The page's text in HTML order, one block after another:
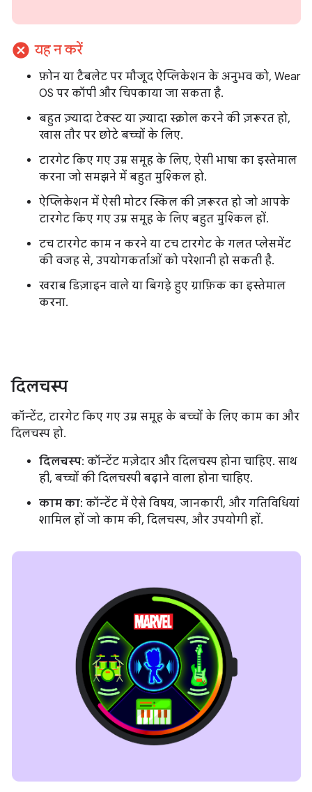
cancel यह न करें
फ़ोन या टैबलेट पर मौजूद ऐप्लिकेशन के अनुभव को, Wear
OS पर कॉपी और चिपकाया जा सकता है.
बहुत ज़्यादा टेक्स्ट या ज़्यादा स्क्रोल करने की ज़रूरत हो,
खास तौर पर छोटे बच्चों के लिए.
टारगेट किए गए उम्र समूह के लिए, ऐसी भाषा का इस्तेमाल
करना जो समझने में बहुत मुश्किल हो.
ऐप्लिकेशन में ऐसी मोटर स्किल की ज़रूरत हो जो आपके
टारगेट किए गए उम्र समूह के लिए बहुत मुश्किल हों.
टच टारगेट काम न करने या टच टारगेट के गलत प्लेसमेंट
की वजह से, उपयोगकर्ताओं को परेशानी हो सकती है.
खराब डिज़ाइन वाले या बिगड़े हुए ग्राफ़िक का इस्तेमाल
करना.
दिलचस्प
कॉन्टेंट, टारगेट किए गए उम्र समूह के बच्चों के लिए काम का और
दिलचस्प हो.
दिलचस्प: कॉन्टेंट मज़ेदार और दिलचस्प होना चाहिए. साथ
ही, बच्चों की दिलचस्पी बढ़ाने वाला होना चाहिए.
काम का: कॉन्टेंट में ऐसे विषय, जानकारी, और गतिविधियां
शामिल हों जो काम की, दिलचस्प, और उपयोगी हों.